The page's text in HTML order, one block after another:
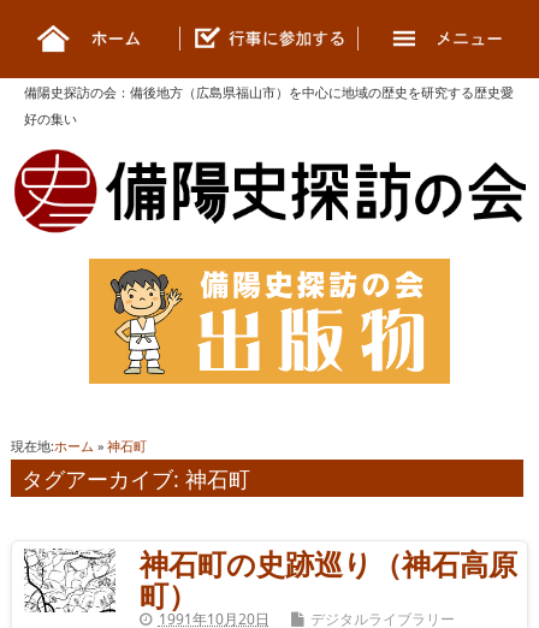
備陽史探訪の会 ： 備後地方（広島県福山市）を中心に地域の歴史を研究する歴史愛
好の集い
現在地:ホーム » 神石町
タグアーカイブ: 神石町
神石町の史跡巡り（神石高原
町）
1991年10月20日 デジタルライブラリー